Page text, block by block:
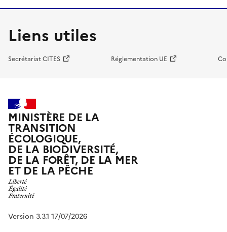
Liens utiles
Secrétariat CITES Réglementation UE
MINISTÈRE DE LA
TRANSITION
ÉCOLOGIQUE,
DE LA BIODIVERSITÉ,
DE LA FORÊT, DE LA MER
ET DE LA PÊCHE
Version 3.3.1 17/07/2026